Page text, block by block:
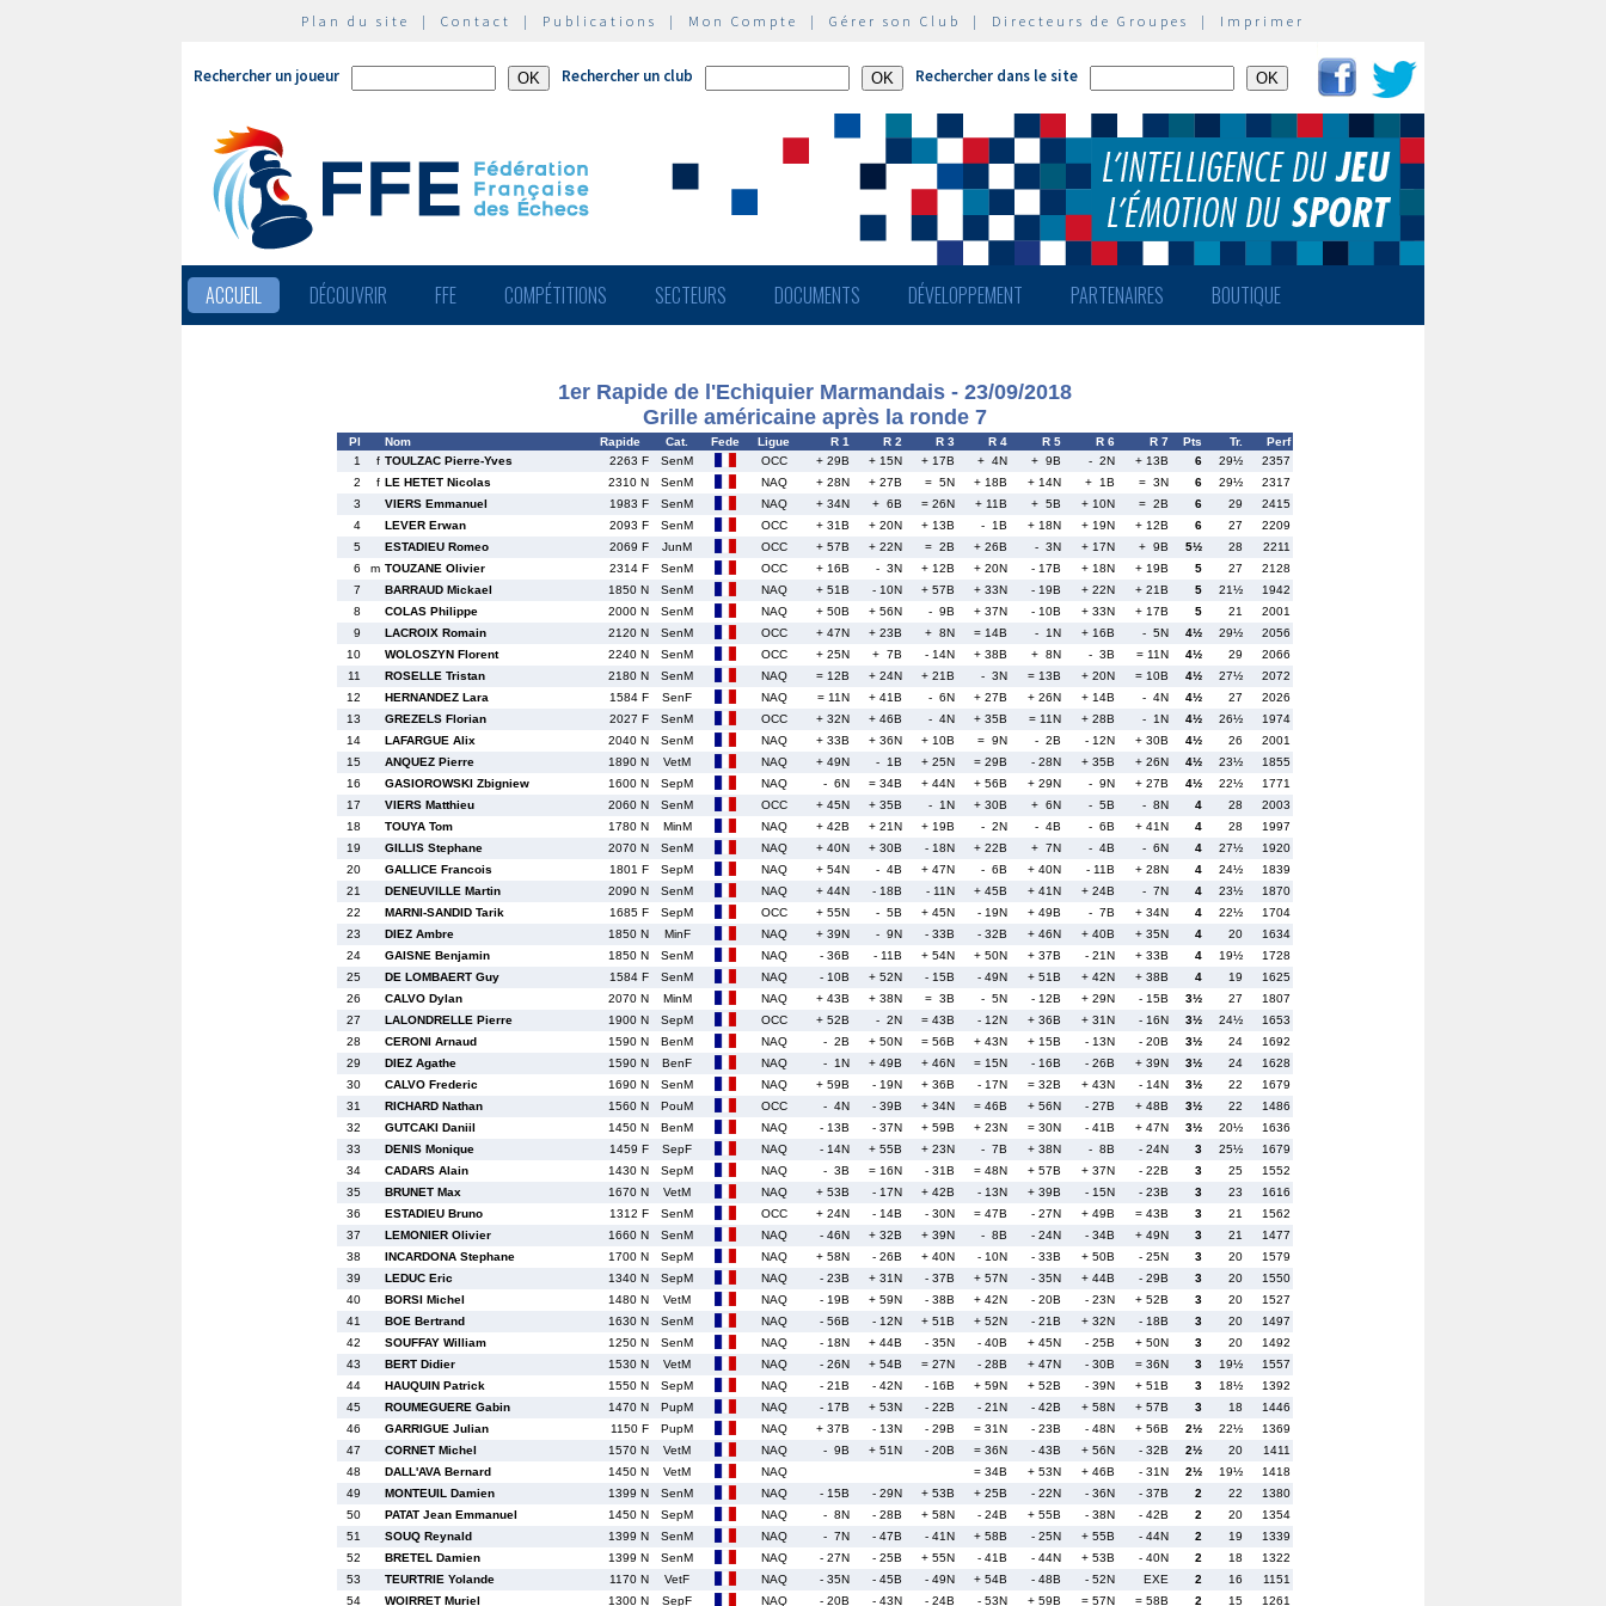
Plan du site | Contact | Publications | Mon Compte | Gérer son Club | Directeurs de Groupes | Imprimer
Rechercher un joueur Rechercher un club Rechercher dans le site
ACCUEIL DÉCOUVRIR FFE COMPÉTITIONS SECTEURS DOCUMENTS DÉVELOPPEMENT PARTENAIRES BOUTIQUE
1er Rapide de l'Echiquier Marmandais - 23/09/2018
Grille américaine après la ronde 7
Pl Nom Rapide Cat. Fede Ligue R 1 R 2 R 3 R 4 R 5 R 6 R 7 Pts Tr.
Perf
1
f TOULZAC Pierre-Yves 2263 F SenM OCC + 29B + 15N + 17B + 4N + 9B - 2N + 13B 6 29½
2357
2
f LE HETET Nicolas 2310 N SenM NAQ + 28N + 27B = 5N + 18B + 14N + 1B = 3N 6 29½
2317
3
VIERS Emmanuel 1983 F SenM NAQ + 34N + 6B = 26N + 11B + 5B + 10N = 2B 6 29
2415
4
LEVER Erwan 2093 F SenM OCC + 31B + 20N + 13B - 1B + 18N + 19N + 12B 6 27
2209
5
ESTADIEU Romeo 2069 F JunM OCC + 57B + 22N = 2B + 26B - 3N + 17N + 9B 5½ 28
2211
6
m TOUZANE Olivier 2314 F SenM OCC + 16B - 3N + 12B + 20N - 17B + 18N + 19B 5 27
2128
7
BARRAUD Mickael 1850 N SenM NAQ + 51B - 10N + 57B + 33N - 19B + 22N + 21B 5 21½
1942
8
COLAS Philippe 2000 N SenM NAQ + 50B + 56N - 9B + 37N - 10B + 33N + 17B 5 21
2001
9
LACROIX Romain 2120 N SenM OCC + 47N + 23B + 8N = 14B - 1N + 16B - 5N 4½ 29½
2056
10
WOLOSZYN Florent 2240 N SenM OCC + 25N + 7B - 14N + 38B + 8N - 3B = 11N 4½ 29
2066
11
ROSELLE Tristan 2180 N SenM NAQ = 12B + 24N + 21B - 3N = 13B + 20N = 10B 4½ 27½
2072
12
HERNANDEZ Lara 1584 F SenF NAQ = 11N + 41B - 6N + 27B + 26N + 14B - 4N 4½ 27
2026
13
GREZELS Florian 2027 F SenM OCC + 32N + 46B - 4N + 35B = 11N + 28B - 1N 4½ 26½
1974
14
LAFARGUE Alix 2040 N SenM NAQ + 33B + 36N + 10B = 9N - 2B - 12N + 30B 4½ 26
2001
15
ANQUEZ Pierre 1890 N VetM NAQ + 49N - 1B + 25N = 29B - 28N + 35B + 26N 4½ 23½
1855
16
GASIOROWSKI Zbigniew 1600 N SepM NAQ - 6N = 34B + 44N + 56B + 29N - 9N + 27B 4½ 22½
1771
17
VIERS Matthieu 2060 N SenM OCC + 45N + 35B - 1N + 30B + 6N - 5B - 8N 4 28
2003
18
TOUYA Tom 1780 N MinM NAQ + 42B + 21N + 19B - 2N - 4B - 6B + 41N 4 28
1997
19
GILLIS Stephane 2070 N SenM NAQ + 40N + 30B - 18N + 22B + 7N - 4B - 6N 4 27½
1920
20
GALLICE Francois 1801 F SepM NAQ + 54N - 4B + 47N - 6B + 40N - 11B + 28N 4 24½
1839
21
DENEUVILLE Martin 2090 N SenM NAQ + 44N - 18B - 11N + 45B + 41N + 24B - 7N 4 23½
1870
22
MARNI-SANDID Tarik 1685 F SepM OCC + 55N - 5B + 45N - 19N + 49B - 7B + 34N 4 22½
1704
23
DIEZ Ambre 1850 N MinF NAQ + 39N - 9N - 33B - 32B + 46N + 40B + 35N 4 20
1634
24
GAISNE Benjamin 1850 N SenM NAQ - 36B - 11B + 54N + 50N + 37B - 21N + 33B 4 19½
1728
25
DE LOMBAERT Guy 1584 F SenM NAQ - 10B + 52N - 15B - 49N + 51B + 42N + 38B 4 19
1625
26
CALVO Dylan 2070 N MinM NAQ + 43B + 38N = 3B - 5N - 12B + 29N - 15B 3½ 27
1807
27
LALONDRELLE Pierre 1900 N SepM OCC + 52B - 2N = 43B - 12N + 36B + 31N - 16N 3½ 24½
1653
28
CERONI Arnaud 1590 N BenM NAQ - 2B + 50N = 56B + 43N + 15B - 13N - 20B 3½ 24
1692
29
DIEZ Agathe 1590 N BenF NAQ - 1N + 49B + 46N = 15N - 16B - 26B + 39N 3½ 24
1628
30
CALVO Frederic 1690 N SenM NAQ + 59B - 19N + 36B - 17N = 32B + 43N - 14N 3½ 22
1679
31
RICHARD Nathan 1560 N PouM OCC - 4N - 39B + 34N = 46B + 56N - 27B + 48B 3½ 22
1486
32
GUTCAKI Daniil 1450 N BenM NAQ - 13B - 37N + 59B + 23N = 30N - 41B + 47N 3½ 20½
1636
33
DENIS Monique 1459 F SepF NAQ - 14N + 55B + 23N - 7B + 38N - 8B - 24N 3 25½
1679
34
CADARS Alain 1430 N SepM NAQ - 3B = 16N - 31B = 48N + 57B + 37N - 22B 3 25
1552
35
BRUNET Max 1670 N VetM NAQ + 53B - 17N + 42B - 13N + 39B - 15N - 23B 3 23
1616
36
ESTADIEU Bruno 1312 F SenM OCC + 24N - 14B - 30N = 47B - 27N + 49B = 43B 3 21
1562
37
LEMONIER Olivier 1660 N SenM NAQ - 46N + 32B + 39N - 8B - 24N - 34B + 49N 3 21
1477
38
INCARDONA Stephane 1700 N SepM NAQ + 58N - 26B + 40N - 10N - 33B + 50B - 25N 3 20
1579
39
LEDUC Eric 1340 N SepM NAQ - 23B + 31N - 37B + 57N - 35N + 44B - 29B 3 20
1550
40
BORSI Michel 1480 N VetM NAQ - 19B + 59N - 38B + 42N - 20B - 23N + 52B 3 20
1527
41
BOE Bertrand 1630 N SenM NAQ - 56B - 12N + 51B + 52N - 21B + 32N - 18B 3 20
1497
42
SOUFFAY William 1250 N SenM NAQ - 18N + 44B - 35N - 40B + 45N - 25B + 50N 3 20
1492
43
BERT Didier 1530 N VetM NAQ - 26N + 54B = 27N - 28B + 47N - 30B = 36N 3 19½
1557
44
HAUQUIN Patrick 1550 N SepM NAQ - 21B - 42N - 16B + 59N + 52B - 39N + 51B 3 18½
1392
45
ROUMEGUERE Gabin 1470 N PupM NAQ - 17B + 53N - 22B - 21N - 42B + 58N + 57B 3 18
1446
46
GARRIGUE Julian 1150 F PupM NAQ + 37B - 13N - 29B = 31N - 23B - 48N + 56B 2½ 22½
1369
47
CORNET Michel 1570 N VetM NAQ - 9B + 51N - 20B = 36N - 43B + 56N - 32B 2½ 20
1411
48
DALL'AVA Bernard 1450 N VetM NAQ = 34B + 53N + 46B - 31N 2½ 19½
1418
49
MONTEUIL Damien 1399 N SenM NAQ - 15B - 29N + 53B + 25B - 22N - 36N - 37B 2 22
1380
50
PATAT Jean Emmanuel 1450 N SepM NAQ - 8N - 28B + 58N - 24B + 55B - 38N - 42B 2 20
1354
51
SOUQ Reynald 1399 N SenM NAQ - 7N - 47B - 41N + 58B - 25N + 55B - 44N 2 19
1339
52
BRETEL Damien 1399 N SenM NAQ - 27N - 25B + 55N - 41B - 44N + 53B - 40N 2 18
1322
53
TEURTRIE Yolande 1170 N VetF NAQ - 35N - 45B - 49N + 54B - 48B - 52N EXE 2 16
1151
54
WOIRRET Muriel 1300 N SepF NAQ - 20B - 43N - 24B - 53N + 59B = 57N = 58B 2 15 1261